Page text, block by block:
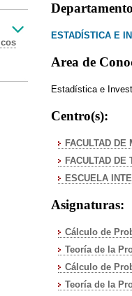
ESTADÍSTICA E
Area de
Estadística e
Centro(s):
FACULTAD DE
FACULTAD DE
ESCUELA
Asignaturas:
Cálculo de
Teoría de la
Cálculo de
Teoría de la